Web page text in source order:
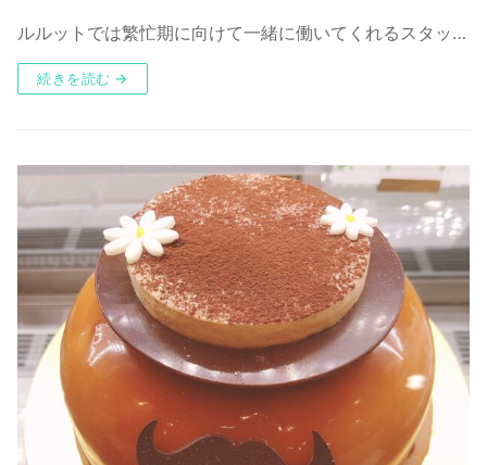
ルルットでは繁忙期に向けて一緒に働いてくれるスタッ…
続きを読む →